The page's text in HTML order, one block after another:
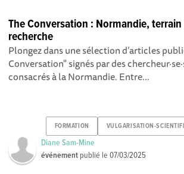
The Conversation : Normandie,
recherche
Plongez dans une sélection d’articles
Conversation" signés par des
consacrés à la Normandie. Entre...
FORMATION VULGARISATION-
Diane Sam-Mine
événement publié le07/03/2025